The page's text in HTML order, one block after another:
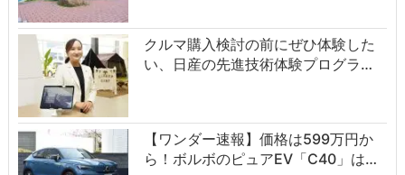
クルマ購入検討の前にぜひ体験した
い、日産の先進技術体験プログラ…
【ワンダー速報】価格は599万円か
ら！ボルボのピュアEV「C40」は…